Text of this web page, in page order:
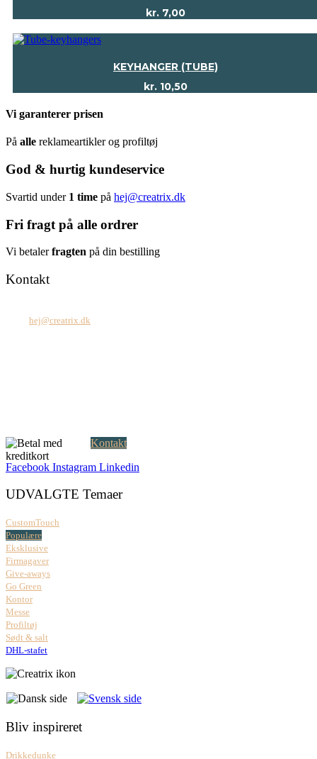
kr. 7,00
KEYHANGER (TUBE)
kr. 10,50
Vi garanterer prisen
På alle reklameartikler og profiltøj
God & hurtig kundeservice
Svartid under 1 time på hej@creatrix.dk
Fri fragt på alle ordrer
Vi betalerfragten på din bestilling
Kontakt
hej@creatrix.dk
Kontakt
Facebook Instagram Linkedin
UDVALGTE Temaer
CustomTouch
Populære
Eksklusive
Firmagaver
Give-aways
Go Green
Kontor
Messe
Profiltøj
Sødt & salt
DHL-stafet
Bliv inspireret
Drikkedunke